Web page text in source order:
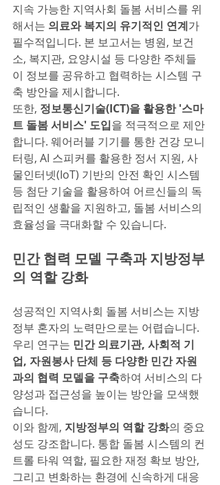
지속 가능한 지역사회 돌봄 서비스를 위
해서는 의료와 복지의 유기적인 연계가
필수적입니다. 본 보고서는 병원, 보건
소, 복지관, 요양시설 등 다양한 주체들
이 정보를 공유하고 협력하는 시스템 구
축 방안을 제시합니다.
또한, 정보통신기술(ICT)을 활용한 '스마
트 돌봄 서비스' 도입을 적극적으로 제안
합니다. 웨어러블 기기를 통한 건강 모니
터링, AI 스피커를 활용한 정서 지원, 사
물인터넷(IoT) 기반의 안전 확인 시스템
등 첨단 기술을 활용하여 어르신들의 독
립적인 생활을 지원하고, 돌봄 서비스의
효율성을 극대화할 수 있습니다.
민간 협력 모델 구축과 지방정부
의 역할 강화
성공적인 지역사회 돌봄 서비스는 지방
정부 혼자의 노력만으로는 어렵습니다.
우리 연구는 민간 의료기관, 사회적 기
업, 자원봉사 단체 등 다양한 민간 자원
과의 협력 모델을 구축하여 서비스의 다
양성과 접근성을 높이는 방안을 모색했
습니다.
이와 함께, 지방정부의 역할 강화의 중요
성도 강조합니다. 통합 돌봄 시스템의 컨
트롤 타워 역할, 필요한 재정 확보 방안,
그리고 변화하는 환경에 신속하게 대응